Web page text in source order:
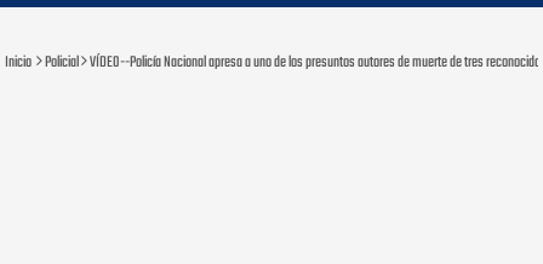
Inicio Policial VÍDEO--Policía Nacional apresa a uno de los presuntos autores de muerte de tres